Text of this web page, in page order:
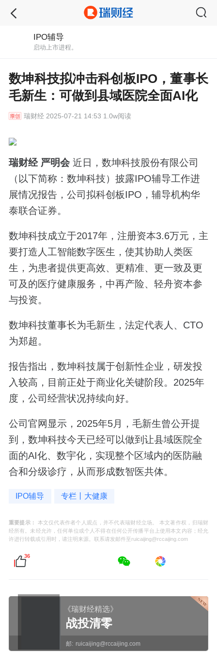
IPO辅导
启动上市进程。
数坤科技拟冲击科创板IPO，董事长
毛新生：可做到县域医院全面AI化
瑞财经2025-07-21 14:53 1.0w阅读
瑞财经 严明会近日，数坤科技股份有限公司
（以下简称：数坤科技）披露IPO辅导工作进
展情况报告，公司拟科创板IPO，辅导机构华
泰联合证券。
数坤科技成立于2017年，注册资本3.6万元，主
要打造人工智能数字医生，使其协助人类医
生，为患者提供更高效、更精准、更一致及更
可及的医疗健康服务，中再产险、轻舟资本参
与投资。
数坤科技董事长为毛新生，法定代表人、CTO
为郑超。
报告指出，数坤科技属于创新性企业，研发投
入较高，目前正处于商业化关键阶段。2025年
度，公司经营状况持续向好。
公司官网显示，2025年5月，毛新生曾公开提
到，数坤科技今天已经可以做到让县域医院全
面的AI化、数宇化，实现整个区域内的医防融
合和分级诊疗，从而形成数智医共体。
IPO辅导 专栏丨大健康
重要提示：
本文仅代表作者个人观点，并不代表瑞财经立场。 本文著作权，归瑞财
经所有。未经允许，任何单位或个人不得在任何公开传播平台上使用本文内容；经允
许进行转载或引用时，请注明来源。联系请发邮件至ruicaijing@rccaijing.com
36
《瑞财经精选》
战投清零
邮: ruicaijing@rccaijing.com